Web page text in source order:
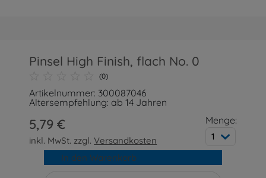
Pinsel High Finish, flach No. 0
(0)
Artikelnummer: 300087046
Altersempfehlung: ab 14 Jahren
5,79 €
inkl. MwSt. zzgl.Versandkosten
Menge:
1
In den Warenkorb